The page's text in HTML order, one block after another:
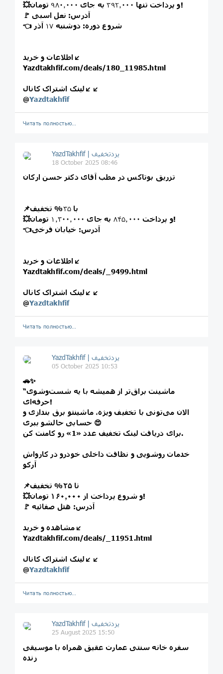
💥و پرداخت تنها ۳۹۲٫۰۰۰به جای ۹۸۰٫۰۰۰
تومان!
🚩 آدرس: نعل اسبی
👈 شروع دوره: دوشنبه ۱۷ آذر
اطلاعات و خرید↙️
Yazdtakhfif.com/deals/180_11985.html
لینک اشتراک کانال↙️↙️
@Yazdtakhfif
Читать полностью…
18 October 2025 08:46
تزریق بوتاکس در مطب آقای دکتر حسن ارکان
📌با ۳۵% تخفیف
💥و پرداخت ۸۴۵٫۰۰۰ به جای ۱٫۳۰۰٫۰۰۰
تومان!
👈آدرس: خیابان فرخی
اطلاعات و خرید↙️
Yazdtakhfif.com/deals/_9499.html
لینک اشتراک کانال↙️↙️
@Yazdtakhfif
Читать полностью…
05 October 2025 10:53
🚗✨
“ماشینت براق‌تر از همیشه با یه شست‌وشوی
حرفه‌ای!
الان می‌تونی با تخفیف ویژه، ماشینتو برق بندازی و
حسابی حالشو ببری 😍
برای دریافت لینک تخفیف عدد «1» رو کامنت کن.
خدمات روشویی و نظافت داخلی خودرو در کارواش
آرکو
📌تا ۲۵% تخفیف
💥و شروع پرداخت از ۱۶۰٫۰۰۰ تومان!
🚩 آدرس: هتل صفائیه
مشاهده و خرید↙️
Yazdtakhfif.com/deals/_11951.html
لینک اشتراک کانال↙️↙️
@Yazdtakhfif
Читать полностью…
25 August 2025 15:50
سفره خانه سنتی عمارت عقیق همراه با موسیقی
زنده